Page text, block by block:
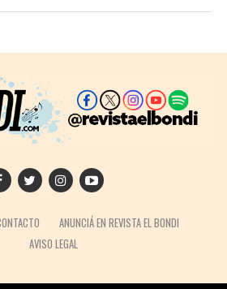
ANUNCIÁ EN REVISTA EL BONDI
AVISO LEGAL